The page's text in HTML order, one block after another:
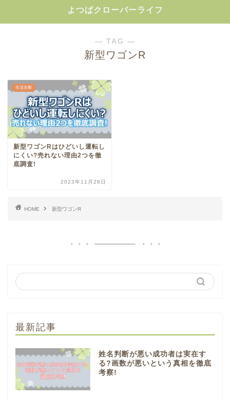
よつばクローバーライフ
― TAG ―
新型ワゴンR
生活全般
新型ワゴンRはひどいし運転し
にくい?売れない理由2つを徹
底調査!
2023年11月28日
HOME 新型ワゴンR
最新記事
姓名判断が悪い成功者は実在す
る?画数が悪いという真相を徹底
考察!